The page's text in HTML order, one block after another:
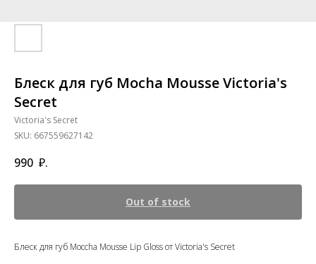
Блеск для губ Mocha Mousse Victoria's
Secret
Victoria's Secret
SKU: 667559627142
990 ₽.
Out of stock
Блеск для губ Moccha Mousse Lip Gloss от Victoria's Secret